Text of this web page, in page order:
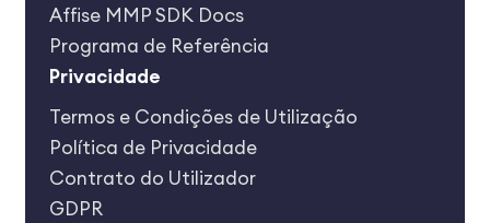
Affise MMP SDK Docs
Programa de Referência
Privacidade
Termos e Condições de Utilização
Política de Privacidade
Contrato do Utilizador
GDPR